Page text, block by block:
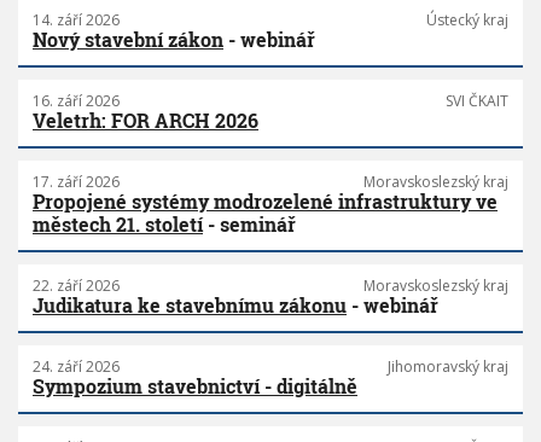
14. září 2026 Ústecký kraj
Nový stavební zákon - webinář
16. září 2026 SVI ČKAIT
Veletrh: FOR ARCH 2026
17. září 2026 Moravskoslezský kraj
Propojené systémy modrozelené infrastruktury ve
městech 21. století- seminář
22. září 2026 Moravskoslezský kraj
Judikatura ke stavebnímu zákonu - webinář
24. září 2026 Jihomoravský kraj
Sympozium stavebnictví - digitálně